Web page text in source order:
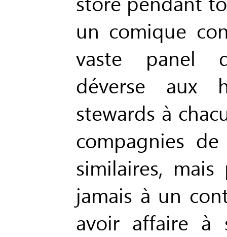
un comique
vaste panel
déverse aux
stewards à
compagnies
similaires,
jamais à un
avoir affaire à